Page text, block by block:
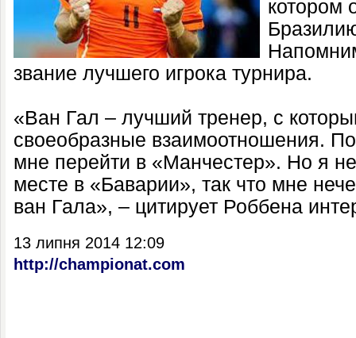
котором
звание лучшего игрока турнира.
«Ван Гал – лучший тренер, с
своеобразные взаимоотношения.
мне перейти в «Манчестер». Но я
месте в «Баварии», так что мне
ван Гала», – цитирует Роббена
13 липня 2014 12:09
http://championat.com